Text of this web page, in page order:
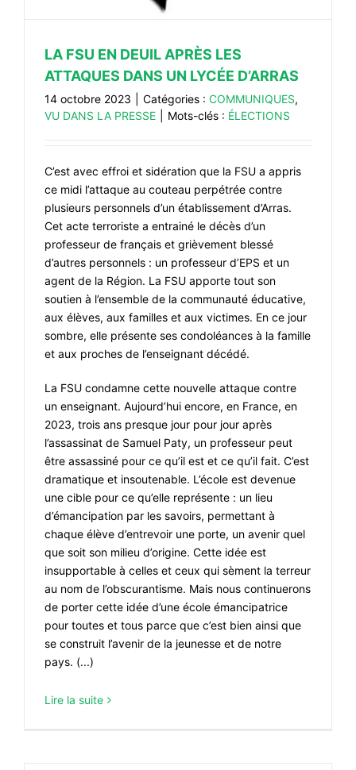
LA FSU EN DEUIL APRÈS LES
ATTAQUES DANS UN LYCÉE D’ARRAS
14 octobre 2023 Catégories : COMMUNIQUES,
VU DANS LA PRESSE
Mots-clés : ÉLECTIONS
C’est avec effroi et sidération que la FSU a appris
ce midi l’attaque au couteau perpétrée contre
plusieurs personnels d’un établissement d’Arras.
Cet acte terroriste a entrainé le décès d’un
professeur de français et grièvement blessé
d’autres personnels : un professeur d’EPS et un
agent de la Région. La FSU apporte tout son
soutien à l’ensemble de la communauté éducative,
aux élèves, aux familles et aux victimes. En ce jour
sombre, elle présente ses condoléances à la famille
et aux proches de l’enseignant décédé.
La FSU condamne cette nouvelle attaque contre
un enseignant. Aujourd’hui encore, en France, en
2023, trois ans presque jour pour jour après
l’assassinat de Samuel Paty, un professeur peut
être assassiné pour ce qu’il est et ce qu’il fait. C’est
dramatique et insoutenable. L’école est devenue
une cible pour ce qu’elle représente : un lieu
d’émancipation par les savoirs, permettant à
chaque élève d’entrevoir une porte, un avenir quel
que soit son milieu d’origine. Cette idée est
insupportable à celles et ceux qui sèment la terreur
au nom de l’obscurantisme. Mais nous continuerons
de porter cette idée d’une école émancipatrice
pour toutes et tous parce que c’est bien ainsi que
se construit l’avenir de la jeunesse et de notre
pays. (...)
Lire la suite